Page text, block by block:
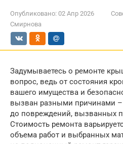
Опубликовано: 02 Апр 2026
Смирнова
Задумываетесь о ремонте
вопрос, ведь от состояния
вашего имущества и
вызван разными причинами –
до повреждений, вызванных
Стоимость ремонта
объема работ и выбранных